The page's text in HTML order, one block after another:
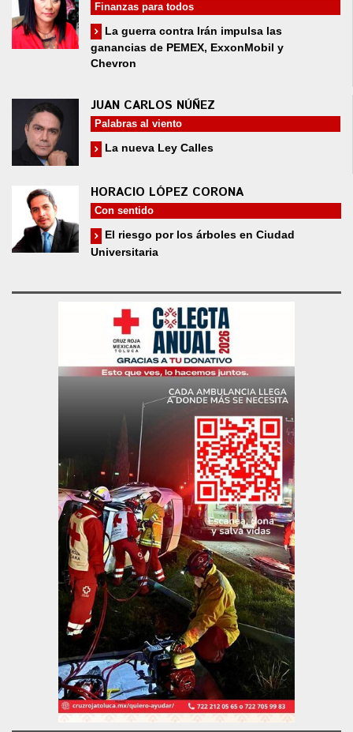
Finanzas para todos
La guerra contra Irán impulsa las
ganancias de PEMEX, ExxonMobil y
Chevron
JUAN CARLOS NÚÑEZ
Palabras al viento
La nueva Ley Calles
HORACIO LÓPEZ CORONA
Con sentido
El riesgo por los árboles en Ciudad
Universitaria